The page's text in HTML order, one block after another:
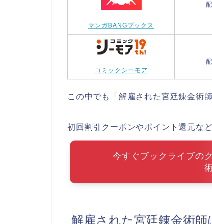
マンガBANGブックス
コミックシーモア
この中でも「解雇された宮廷錬金術
初回割引クーポンやポイント還元な
今すぐブックライブの
解雇された宮廷錬金術